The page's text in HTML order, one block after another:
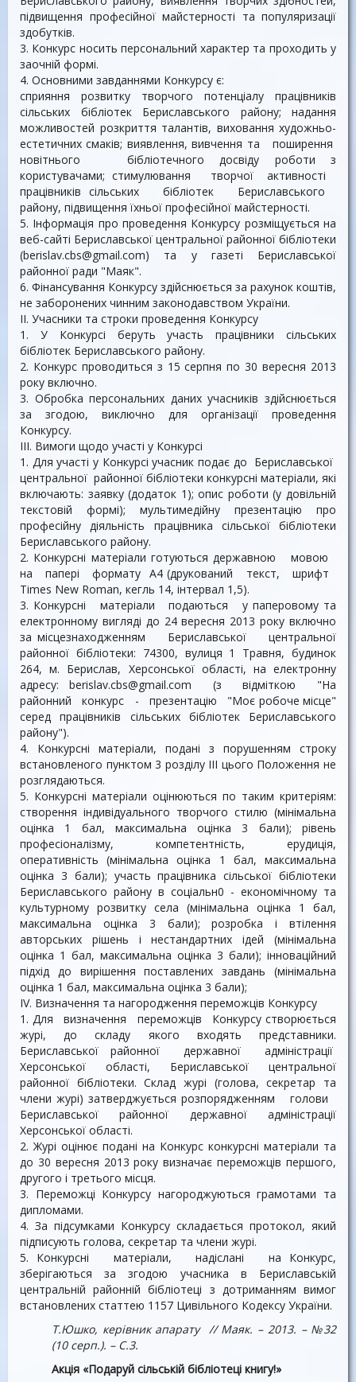
підвищення професійної майстерності та популяризації
здобутків.
3. Конкурс носить персональний характер та проходить у
заочній формі.
4. Основними завданнями Конкурсу є:
сприяння розвитку творчого потенціалу працівників
сільських бібліотек Бериславського району; надання
можливостей розкриття талантів, виховання художньо-
естетичних смаків; виявлення, вивчення та поширення
новітнього бібліотечного досвіду роботи з
користувачами; стимулювання творчої активності
працівників сільських бібліотек Бериславського
району, підвищення їхньої професійної майстерності.
5. Інформація про проведення Конкурсу розміщується на
веб-сайті Бериславської центральної районної бібліотеки
(berislav.cbs@gmail.com) та у газеті Бериславської
районної ради "Маяк".
6. Фінансування Конкурсу здійснюється за рахунок коштів,
не заборонених чинним законодавством України.
II. Учасники та строки проведення Конкурсу
1. У Конкурсі беруть участь працівники сільських
бібліотек Бериславського району.
2. Конкурс проводиться з 15 серпня по 30 вересня 2013
року включно.
3. Обробка персональних даних учасників здійснюється
за згодою, виключно для організації проведення
Конкурсу.
III. Вимоги щодо участі у Конкурсі
1. Для участі у Конкурсі учасник подає до Бериславської
центральної районної бібліотеки конкурсні матеріали, які
включають: заявку (додаток 1); опис роботи (у довільній
текстовій формі); мультимедійну презентацію про
професійну діяльність працівника сільської бібліотеки
Бериславського району.
2. Конкурсні матеріали готуються державною мовою
на папері формату А4 (друкований текст, шрифт
Times New Roman, кегль 14, інтервал 1,5).
3. Конкурсні матеріали подаються у паперовому та
електронному вигляді до 24 вересня 2013 року включно
за місцезнаходженням Бериславської центральної
районної бібліотеки: 74300, вулиця 1 Травня, будинок
264, м. Берислав, Херсонської області, на електронну
адресу: berislav.cbs@gmail.com (з відміткою "На
районний конкурс - презентацію "Моє робоче місце"
серед працівників сільських бібліотек Бериславського
району").
4. Конкурсні матеріали, подані з порушенням строку
встановленого пунктом 3 розділу III цього Положення не
розглядаються.
5. Конкурсні матеріали оцінюються по таким критеріям:
створення індивідуального творчого стилю (мінімальна
оцінка 1 бал, максимальна оцінка 3 бали); рівень
професіоналізму, компетентність, ерудиція,
оперативність (мінімальна оцінка 1 бал, максимальна
оцінка 3 бали); участь працівника сільської бібліотеки
Бериславського району в соціальн0 - економічному та
культурному розвитку села (мінімальна оцінка 1 бал,
максимальна оцінка 3 бали); розробка і втілення
авторських рішень і нестандартних ідей (мінімальна
оцінка 1 бал, максимальна оцінка 3 бали); інноваційний
підхід до вирішення поставлених завдань (мінімальна
оцінка 1 бал, максимальна оцінка 3 бали);
IV. Визначення та нагородження переможців Конкурсу
1. Для визначення переможців Конкурсу створюється
журі, до складу якого входять представники.
Бериславської районної державної адміністрації
Херсонської області, Бериславської центральної
районної бібліотеки. Склад журі (голова, секретар та
члени журі) затверджується розпорядженням голови
Бериславської районної державної адміністрації
Херсонської області.
2. Журі оцінює подані на Конкурс конкурсні матеріали та
до 30 вересня 2013 року визначає переможців першого,
другого і третього місця.
3. Переможці Конкурсу нагороджуються грамотами та
дипломами.
4. За підсумками Конкурсу складається протокол, який
підписують голова, секретар та члени журі.
5. Конкурсні матеріали, надіслані на Конкурс,
зберігаються за згодою учасника в Бериславській
центральній районній бібліотеці з дотриманням вимог
встановлених статтею 1157 Цивільного Кодексу України.
Т.Юшко, керівник апарату // Маяк. – 2013. – №32
(10 серп.). – С.3.
Акція «Подаруй сільській бібліотеці книгу!»